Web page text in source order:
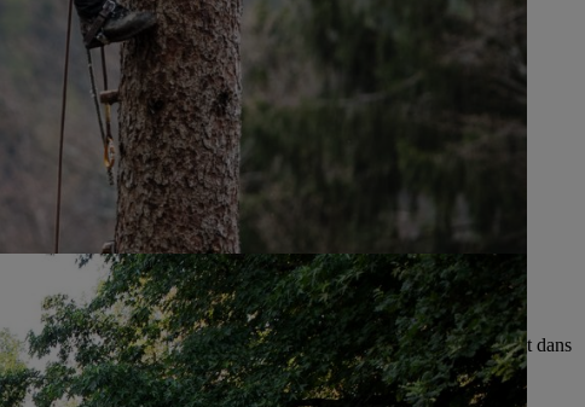
des projets locaux et dans les domaines s’inscrivant dans
de la politique de STIHL.